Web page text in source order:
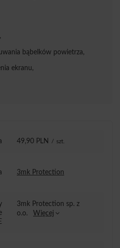
bąbelków powietrza,
ekranu,
49,90 PLN / szt.
3mk Protection
3mk Protection sp. z
o.o.
Więcej